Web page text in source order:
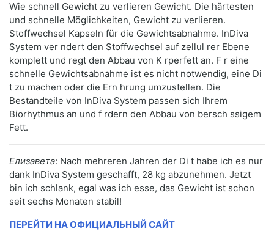
Wie schnell Gewicht zu verlieren Gewicht. Die härtesten
und schnelle Möglichkeiten, Gewicht zu verlieren.
Stoffwechsel Kapseln für die Gewichtsabnahme. InDiva
System ver ndert den Stoffwechsel auf zellul rer Ebene
komplett und regt den Abbau von K rperfett an. F r eine
schnelle Gewichtsabnahme ist es nicht notwendig, eine Di
t zu machen oder die Ern hrung umzustellen. Die
Bestandteile von InDiva System passen sich Ihrem
Biorhythmus an und f rdern den Abbau von bersch ssigem
Fett.
Елизавета: Nach mehreren Jahren der Di t habe ich es nur
dank InDiva System geschafft, 28 kg abzunehmen. Jetzt
bin ich schlank, egal was ich esse, das Gewicht ist schon
seit sechs Monaten stabil!
ПЕРЕЙТИ НА ОФИЦИАЛЬНЫЙ САЙТ